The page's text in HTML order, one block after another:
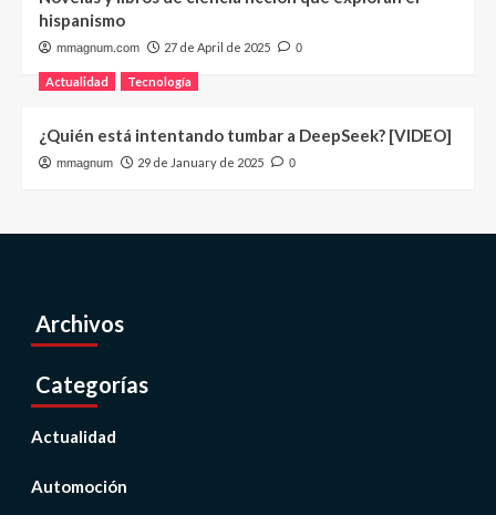
hispanismo
mmagnum.com 27 de April de 2025 0
Actualidad Tecnología
¿Quién está intentando tumbar a DeepSeek? [VIDEO]
mmagnum 29 de January de 2025 0
Archivos
Categorías
Actualidad
Automoción